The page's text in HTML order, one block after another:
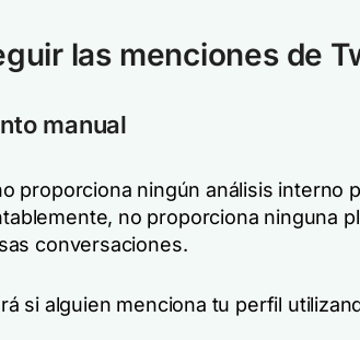
las menciones de
manual
proporciona ningún análisis interno
no proporciona ninguna
conversaciones.
si alguien menciona tu perfil